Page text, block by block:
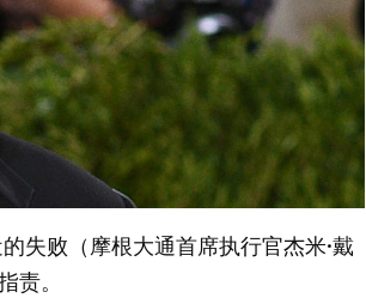
失败（摩根大通首席执行官杰米·戴
责。